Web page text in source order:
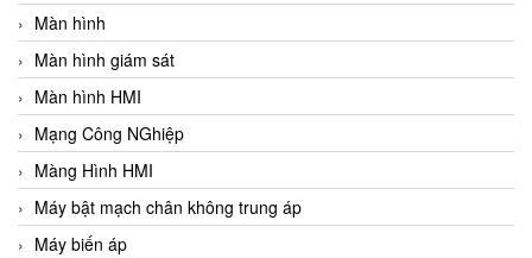
Màn hình
Màn hình giám sát
Màn hình HMI
Mạng Công NGhiệp
Màng Hình HMI
Máy bật mạch chân không trung áp
Máy biến áp